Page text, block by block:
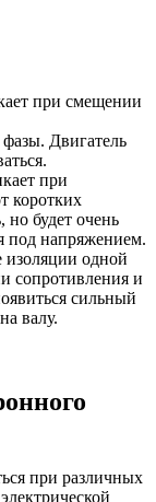
при смещении
Двигатель
при
коротких
но будет очень
под напряжением.
одной
сопротивления и
сильный
валу.
при различных